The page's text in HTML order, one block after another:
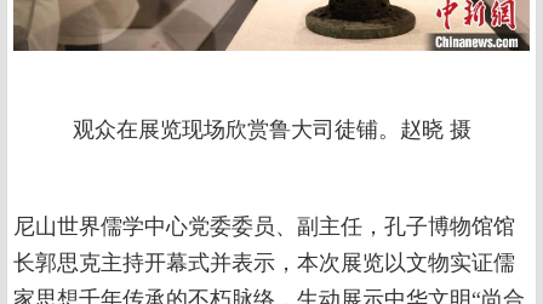
观众在展览现场欣赏鲁大司徒铺。赵晓 摄
尼山世界儒学中心党委委员、副主任，孔子博物馆馆
长郭思克主持开幕式并表示，本次展览以文物实证儒